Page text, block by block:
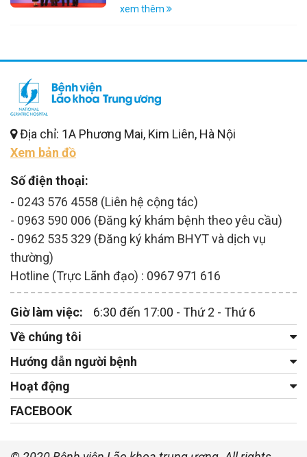
xem thêm
Địa chỉ: 1A Phương Mai, Kim Liên, Hà Nội
Xem bản đồ
Số điện thoại:
- 0243 576 4558 (Liên hệ cộng tác)
- 0963 590 006 (Đăng ký khám bệnh theo yêu cầu)
- 0962 535 329 (Đăng ký khám BHYT và dịch vụ
thường)
Hotline (Trực Lãnh đạo) : 0967 971 616
Giờ làm việc:
6:30 đến 17:00 - Thứ 2 - Thứ 6
Về chúng tôi
Hướng dẫn người bệnh
Hoạt động
FACEBOOK